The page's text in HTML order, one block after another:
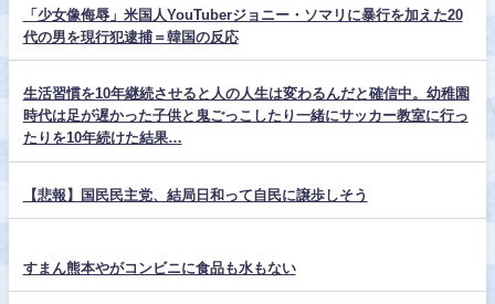
「少女像侮辱」米国人YouTuberジョニー・ソマリに暴行を加えた20
代の男を現行犯逮捕＝韓国の反応
生活習慣を10年継続させると人の人生は変わるんだと確信中。幼稚園
時代は足が遅かった子供と鬼ごっこしたり一緒にサッカー教室に行っ
たりを10年続けた結果…
【悲報】国民民主党、結局日和って自民に譲歩しそう
すまん熊本やがコンビニに食品も水もない